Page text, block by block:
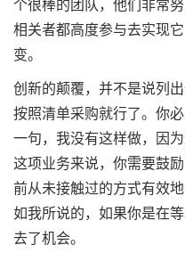
个很棒的团队，他们非常
相关者都高度参与去实现
变。
创新的颠覆，并不是说列
按照清单采购就行了。你
一句，我没有这样做，因
这项业务来说，你需要鼓
前从未接触过的方式有效
如我所说的，如果你是在
去了机会。